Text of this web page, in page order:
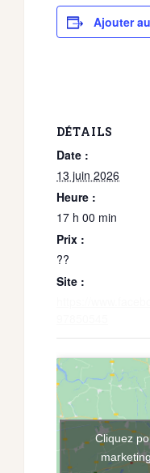
Ajouter
DÉTAILS
Date :
13 juin 2026
Heure :
17 h 00 min
Prix :
??
Site :
Cliquez